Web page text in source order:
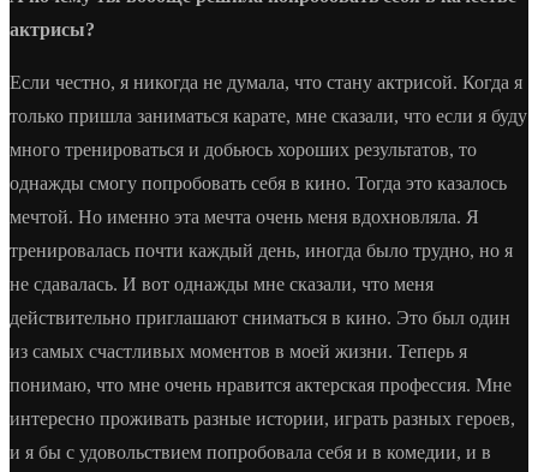
актрисы?
Если честно, я никогда не думала, что стану актрисой. Когда я
только пришла заниматься карате, мне сказали, что если я буду
много тренироваться и добьюсь хороших результатов, то
однажды смогу попробовать себя в кино. Тогда это казалось
мечтой. Но именно эта мечта очень меня вдохновляла. Я
тренировалась почти каждый день, иногда было трудно, но я
не сдавалась. И вот однажды мне сказали, что меня
действительно приглашают сниматься в кино. Это был один
из самых счастливых моментов в моей жизни. Теперь я
понимаю, что мне очень нравится актерская профессия. Мне
интересно проживать разные истории, играть разных героев,
и я бы с удовольствием попробовала себя и в комедии, и в